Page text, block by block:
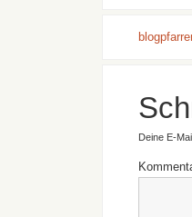
Deine E-